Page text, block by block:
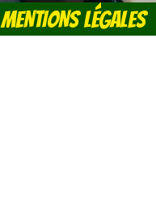
MENTIONS LÉGALES